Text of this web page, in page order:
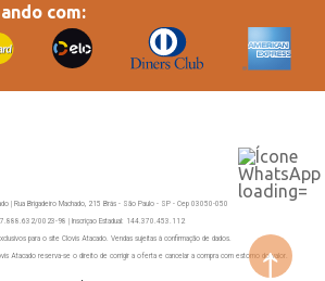
com:
| Rua Brigadeiro Machado, 215 Brás - São Paulo - SP - Cep 03050-050
0023-98 | Inscriçao Estadual: 144.370.453.112
para o site Clovis Atacado. Vendas sujeitas à confirmação de dados.
Atacado reserva-se o direito de corrigir a oferta e cancelar a compra com estorno do valor.